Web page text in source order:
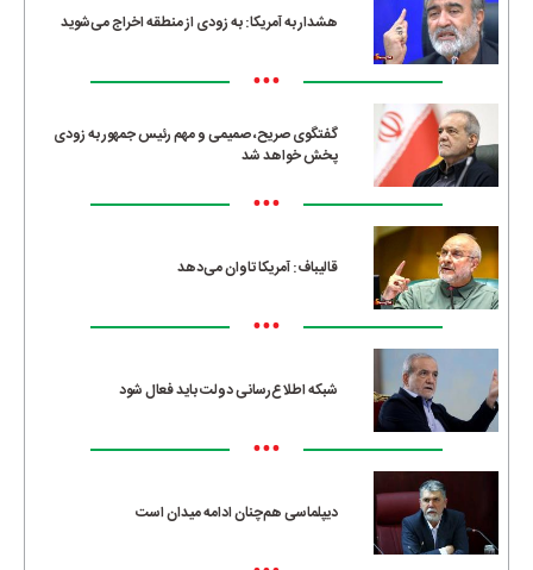
هشدار به آمریکا: به زودی از منطقه اخراج می‌شوید
•••
گفتگوی صریح، صمیمی و مهم رئیس جمهور به زودی
پخش خواهد شد
•••
قالیباف: آمریکا تاوان می‌دهد
•••
شبکه اطلاع‌رسانی دولت باید فعال شود
•••
دیپلماسی هم‌چنان ادامه میدان است